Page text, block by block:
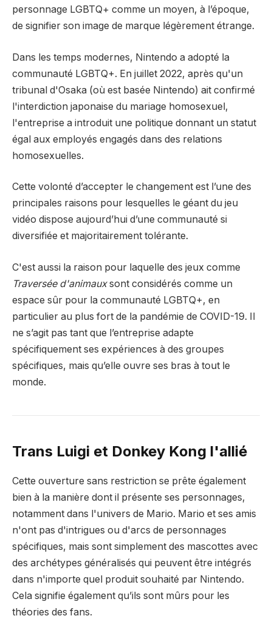
personnage LGBTQ+ comme un moyen, à l’époque,
de signifier son image de marque légèrement étrange.
Dans les temps modernes, Nintendo a adopté la
communauté LGBTQ+. En juillet 2022, après qu'un
tribunal d'Osaka (où est basée Nintendo) ait confirmé
l'interdiction japonaise du mariage homosexuel,
l'entreprise a introduit une politique donnant un statut
égal aux employés engagés dans des relations
homosexuelles.
Cette volonté d’accepter le changement est l’une des
principales raisons pour lesquelles le géant du jeu
vidéo dispose aujourd’hui d’une communauté si
diversifiée et majoritairement tolérante.
C'est aussi la raison pour laquelle des jeux comme
Traversée d'animauxsont considérés comme un
espace sûr pour la communauté LGBTQ+, en
particulier au plus fort de la pandémie de COVID-19. Il
ne s’agit pas tant que l’entreprise adapte
spécifiquement ses expériences à des groupes
spécifiques, mais qu’elle ouvre ses bras à tout le
monde.
Trans Luigi et Donkey Kong l'allié
Cette ouverture sans restriction se prête également
bien à la manière dont il présente ses personnages,
notamment dans l'univers de Mario. Mario et ses amis
n'ont pas d'intrigues ou d'arcs de personnages
spécifiques, mais sont simplement des mascottes avec
des archétypes généralisés qui peuvent être intégrés
dans n'importe quel produit souhaité par Nintendo.
Cela signifie également qu’ils sont mûrs pour les
théories des fans.